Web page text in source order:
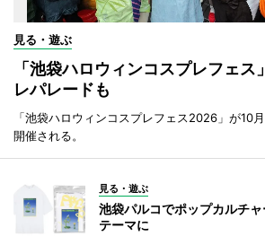
見る・遊ぶ
「池袋ハロウィンコスプレフェ
レパレードも
「池袋ハロウィンコスプレフェス2026」が10
開催される。
見る・遊ぶ
池袋パルコでポップカルチ
テーマに